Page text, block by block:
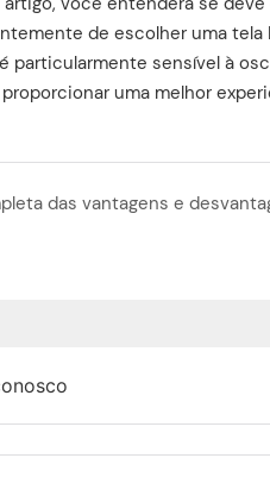
de escolher uma tela
particularmente sensível à
uma melhor